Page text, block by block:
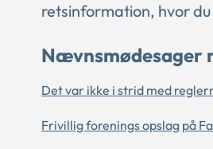
retsinformation, hvor
Nævnsmødesager
Det var ikke i strid med
Frivillig forenings opslag på